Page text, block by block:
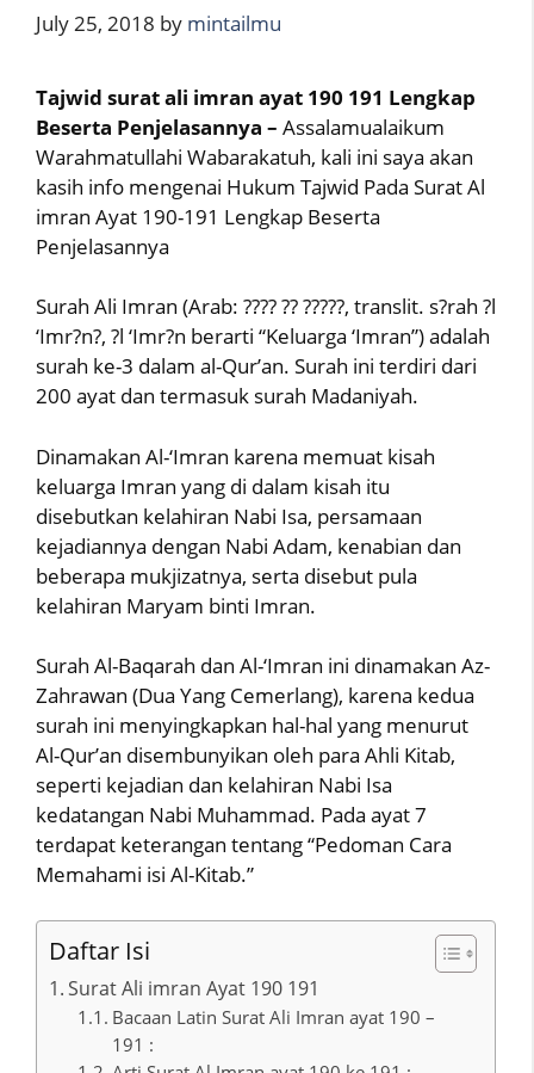
July 25, 2018 by mintailmu
Tajwid surat ali imran ayat 190 191 Lengkap
Beserta Penjelasannya – Assalamualaikum
Warahmatullahi Wabarakatuh, kali ini saya akan
kasih info mengenai Hukum Tajwid Pada Surat Al
imran Ayat 190-191 Lengkap Beserta
Penjelasannya
Surah Ali Imran (Arab: ???? ?? ?????, translit. s?rah ?l
‘Imr?n?, ?l ‘Imr?n berarti “Keluarga ‘Imran”) adalah
surah ke-3 dalam al-Qur’an. Surah ini terdiri dari
200 ayat dan termasuk surah Madaniyah.
Dinamakan Al-‘Imran karena memuat kisah
keluarga Imran yang di dalam kisah itu
disebutkan kelahiran Nabi Isa, persamaan
kejadiannya dengan Nabi Adam, kenabian dan
beberapa mukjizatnya, serta disebut pula
kelahiran Maryam binti Imran.
Surah Al-Baqarah dan Al-‘Imran ini dinamakan Az-
Zahrawan (Dua Yang Cemerlang), karena kedua
surah ini menyingkapkan hal-hal yang menurut
Al-Qur’an disembunyikan oleh para Ahli Kitab,
seperti kejadian dan kelahiran Nabi Isa
kedatangan Nabi Muhammad. Pada ayat 7
terdapat keterangan tentang “Pedoman Cara
Memahami isi Al-Kitab.”
Daftar Isi
Surat Ali imran Ayat 190 191
Bacaan Latin Surat Ali Imran ayat 190 –
191 :